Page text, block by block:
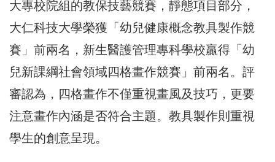
大專校院組的教保技藝競賽，靜態項目部分，
大仁科技大學榮獲「幼兒健康概念教具製作競
賽」前兩名，新生醫護管理專科學校贏得「幼
兒新課綱社會領域四格畫作競賽」前兩名。評
審認為，四格畫作不僅重視畫風及技巧，更要
注意畫作內涵是否符合主題。教具製作則重視
學生的創意呈現。